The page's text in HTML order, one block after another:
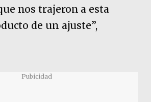
nos trajeron a esta
de un ajuste”,
Pubicidad